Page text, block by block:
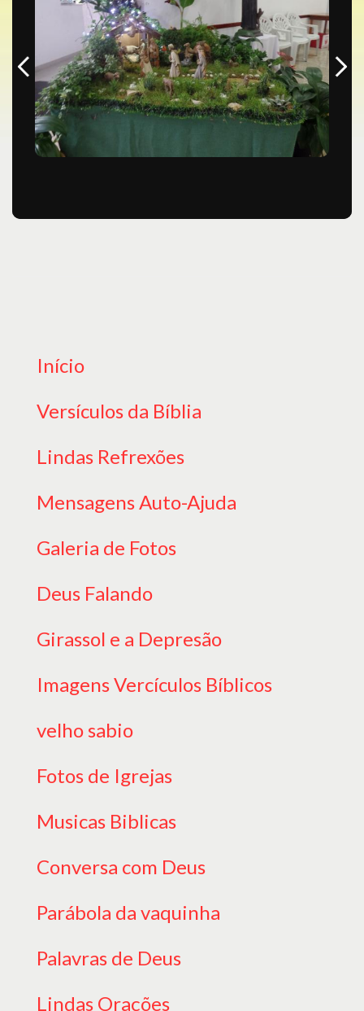
Início
Versículos da Bíblia
Lindas Refrexões
Mensagens Auto-Ajuda
Galeria de Fotos
Deus Falando
Girassol e a Depresão
Imagens Vercículos Bíblicos
velho sabio
Fotos de Igrejas
Musicas Biblicas
Conversa com Deus
Parábola da vaquinha
Palavras de Deus
Lindas Orações